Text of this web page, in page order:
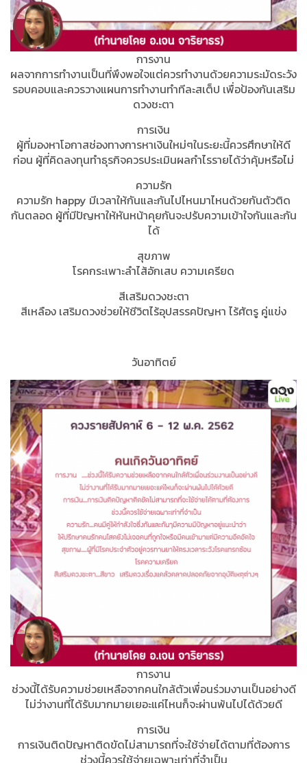
การงาน
ผลจากการทำงานเป็นที่พึงพอใจแต่ควรทำงานด้วยความระมัดระวัง
รอบคอบและควรวางแผนการทำงานทำทีละสเต็ป เพื่อป้องกันเสริม
ดวงชะตา
การเงิน
ผู้ที่มองหาโอกาสช่องทางการหาเงินใหม่ๆในระยะนี้ควรศึกษาให้ดี
ก่อน ผู้ที่คิดลงทุนทําธุรกิจควรประเมินผลกำไรรายได้ว่าคุ้มหรือไม่
ความรัก
ความรัก happy มีเวลาให้กันและกันไปไหนมาไหนด้วยกันตัวติด
กันตลอด ผู้ที่มีปัญหาให้หันหน้าคุยกันจะปรับความเข้าใจกันและกัน
ได้
สุขภาพ
โรคกระเพาะลำไส้อักเสบ ความเครียด
สีเสริมดวงชะตา
สีเหลือง เสริมดวงช่วยให้ชีวิตไร้อุปสรรคปัญหา ไร้ศัตรู คู่แข่ง
วันอาทิตย์
การงาน
ช่วงนี้ได้รับความช่วยเหลือจากคนใกล้ตัวเพื่อนร่วมงานเป็นอย่างดี
ไม่ว่างานที่ได้รับมากมายเยอะแค่ไหนก็จะผ่านพ้นไปได้ด้วยดี
การเงิน
การเงินติดปัญหาติดขัดไม่สามารถที่จะใช้จ่ายได้ตามที่ต้องการ